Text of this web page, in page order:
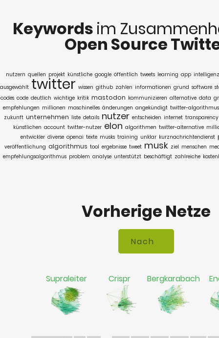
Keywords im
Open Source
nutzern quellen projekt künstliche google öffentlich tweets learning app intelligenz
ausgewählt twitter wissen github zahlen informationen grund software
codes code deutlich wichtige kritik mastodon kommunizieren alternative data
empfehlungen millionen maschinelles änderungen angekündigt twitter-algorithmus
zukunft unternehmen liste details nutzer entscheiden internet transparency
künstlichen account twitter-nutzer elon algorithmen twitter-alternative
entwickler diverse openai texte musks training unklar kurznachrichtendienst
veröffentlichung algorithmus tool ergebnisse tweet musk ziel menschen
empfehlungsalgorithmus problem analyse unterstützt beschäftigt zahlreiche
Vorherige Netze
Supraleiter Crispr Bergkarabach